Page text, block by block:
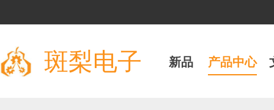
斑梨电子 新品 产品中心